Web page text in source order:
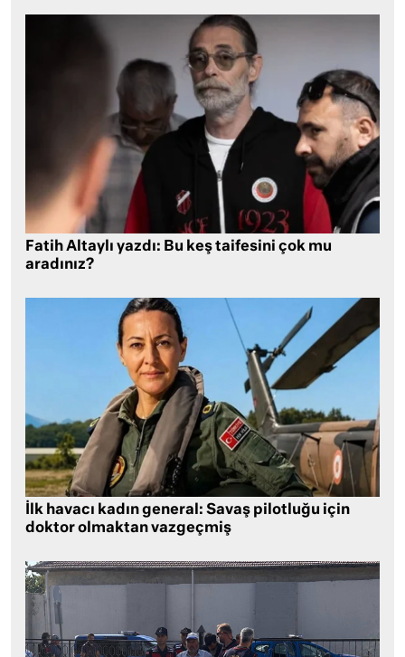
Fatih Altaylı yazdı: Bu keş taifesini çok mu
aradınız?
İlk havacı kadın general: Savaş pilotluğu için
doktor olmaktan vazgeçmiş